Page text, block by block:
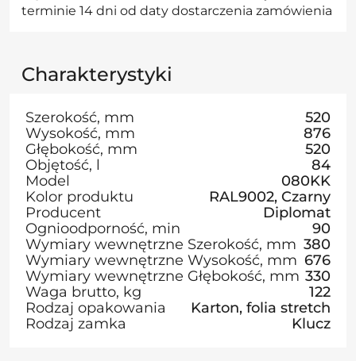
terminie 14 dni od daty dostarczenia zamówienia
Charakterystyki
Szerokość, mm
520
Wysokość, mm
876
Głębokość, mm
520
Objętość, l
84
Model
080KK
Kolor produktu
RAL9002, Czarny
Producent
Diplomat
Ognioodporność, min
90
Wymiary wewnętrzne Szerokość, mm 380
Wymiary wewnętrzne Wysokość, mm 676
Wymiary wewnętrzne Głębokość, mm 330
Waga brutto, kg
122
Rodzaj opakowania
Karton, folia stretch
Rodzaj zamka
Klucz